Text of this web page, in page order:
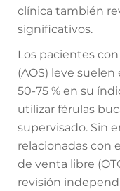
clínica también
significativos.
Los pacientes
(AOS) leve
50-75 % en su
utilizar férulas
supervisado. Sin
relacionadas con
de venta libre
revisión